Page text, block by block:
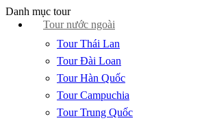
Danh mục tour
Tour nước ngoài
Tour Thái Lan
Tour Đài Loan
Tour Hàn Quốc
Tour Campuchia
Tour Trung Quốc